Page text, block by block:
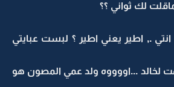
لك ثواني ؟؟
., اطير يعني اطير ؟ لبست عبايتي
لخالد ...اووووه ولد عمي المصون هو